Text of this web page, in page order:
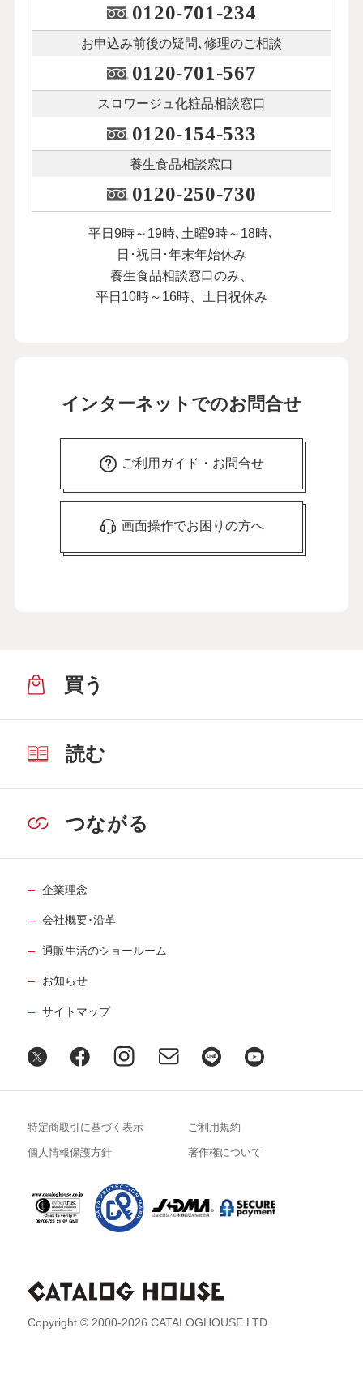
0120-701-234
お申込み前後の疑問､修理のご相談
0120-701-567
スロワージュ化粧品相談窓口
0120-154-533
養生食品相談窓口
0120-250-730
平日9時～19時､土曜9時～18時､
日･祝日･年末年始休み
養生食品相談窓口のみ、
平日10時～16時、土日祝休み
インターネットでのお問合せ
ご利用ガイド・お問合せ
画面操作でお困りの方へ
買う
読む
つながる
企業理念
会社概要･沿革
通販生活のショールーム
お知らせ
サイトマップ
Copyright © 2000-2026 CATALOGHOUSE LTD.
特定商取引に基づく表示 ご利用規約
個人情報保護方針 著作権について